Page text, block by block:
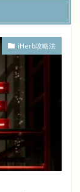
iHerb攻略法